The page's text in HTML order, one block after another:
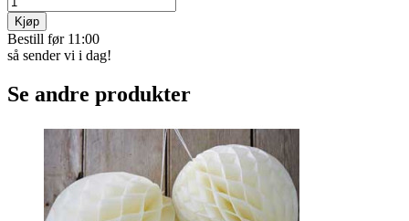
Kjøp
Bestill før 11:00
så sender vi i dag!
Se andre produkter